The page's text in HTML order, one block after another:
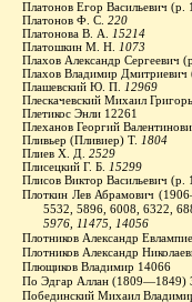
Платонов Егор Васильевич (р.
Платонов Ф. С. 220
Платонова В. А. 15214
Платошкин М. Н. 1073
Плахов Александр Сергеевич
Плахов Владимир
Плашевский Ю. П. 12969
Плескачевский Михаил
Плетикос Энли 12261
Плеханов Георгий
Пливьер (Пливиер) Т. 1804
Плиев Х. Д. 2529
Плисецкий Г. Б. 15299
Плисов Виктор Васильевич (р.
Плоткин Лев Абрамович
5532, 5896, 6008, 6322,
5976, 11475, 14056
Плотников Александр
Плотников Александр
Плющиков Владимир 14066
По Эдгар Аллан (1809—1849)
Побединский Михаил